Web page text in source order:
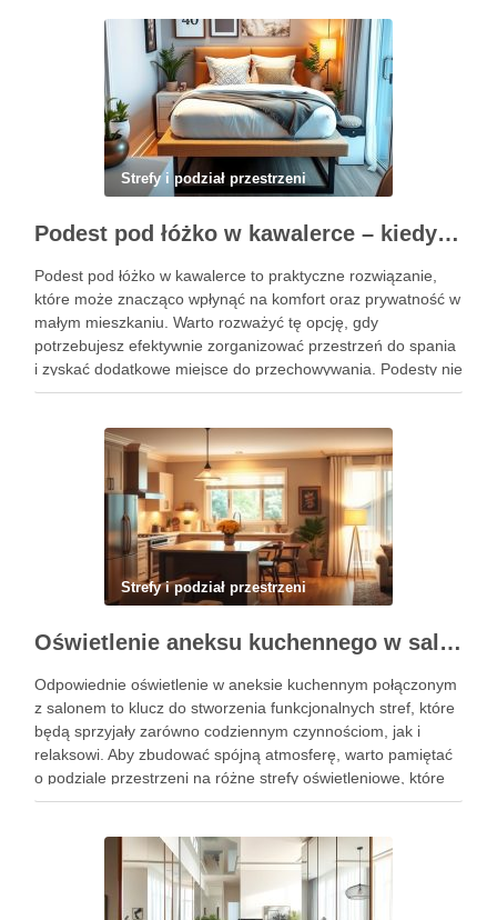
Strefy i podział przestrzeni
Podest pod łóżko w kawalerce – kiedy warto wybrać to rozwiązanie dla wygody i prywatności?
Podest pod łóżko w kawalerce to praktyczne rozwiązanie,
które może znacząco wpłynąć na komfort oraz prywatność w
małym mieszkaniu. Warto rozważyć tę opcję, gdy
potrzebujesz efektywnie zorganizować przestrzeń do spania
i zyskać dodatkowe miejsce do przechowywania. Podesty nie
tylko wydzielają strefy, ale także mogą być funkcjonalnym
Strefy i podział przestrzeni
Oświetlenie aneksu kuchennego w salonie: jak zbudować funkcjonalne i spójne strefy światła
Odpowiednie oświetlenie w aneksie kuchennym połączonym
z salonem to klucz do stworzenia funkcjonalnych stref, które
będą sprzyjały zarówno codziennym czynnościom, jak i
relaksowi. Aby zbudować spójną atmosferę, warto pamiętać
o podziale przestrzeni na różne strefy oświetleniowe, które
odpowiadają ich przeznaczeniu. Dzięki właściwemu doborowi